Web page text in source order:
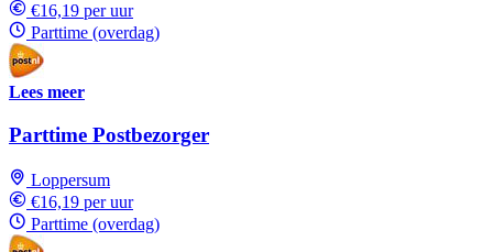
€16,19 per uur
Parttime (overdag)
Lees meer
Parttime Postbezorger
Loppersum
€16,19 per uur
Parttime (overdag)